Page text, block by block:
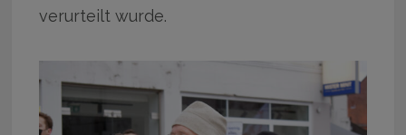
verurteilt wurde.